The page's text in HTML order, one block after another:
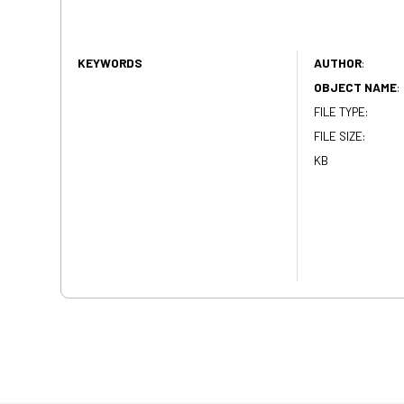
KEYWORDS AUTHOR:
OBJECT NAME:
FILE TYPE:
FILE SIZE:
KB